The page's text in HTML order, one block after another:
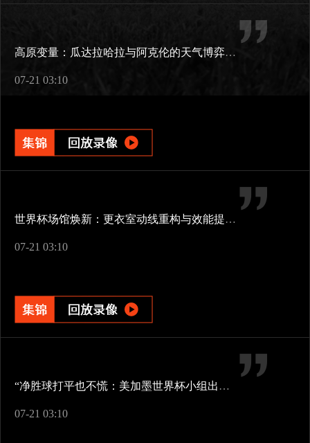
高原变量：瓜达拉哈拉与阿克伦的天气博弈如何重塑2026世界杯战术逻辑
07-21 03:10
世界杯场馆焕新：更衣室动线重构与效能提升方案
07-21 03:10
“净胜球打平也不慌：美加墨世界杯小组出线新规一图看懂”
07-21 03:10